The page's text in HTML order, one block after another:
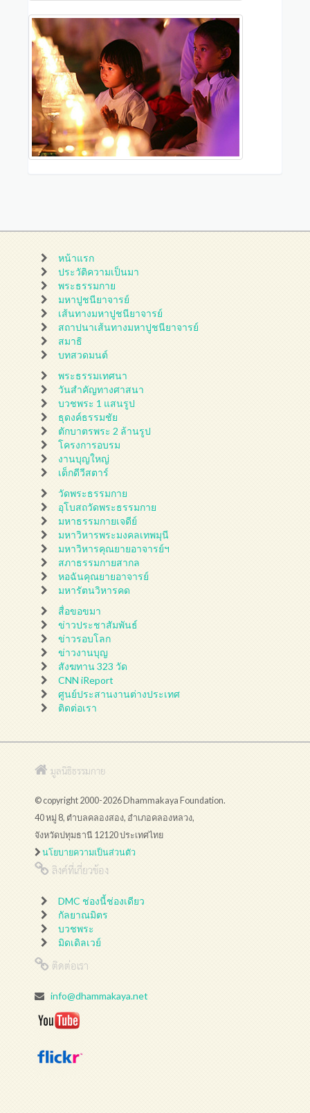
หน้าแรก
ประวัติความเป็นมา
พระธรรมกาย
มหาปูชนียาจารย์
เส้นทางมหาปูชนียาจารย์
สถาปนาเส้นทางมหาปูชนียาจารย์
สมาธิ
บทสวดมนต์
พระธรรมเทศนา
วันสำคัญทางศาสนา
บวชพระ 1 แสนรูป
ธุดงค์ธรรมชัย
ตักบาตรพระ 2 ล้านรูป
โครงการอบรม
งานบุญใหญ่
เด็กดีวีสตาร์
วัดพระธรรมกาย
อุโบสถวัดพระธรรมกาย
มหาธรรมกายเจดีย์
มหาวิหารพระมงคลเทพมุนี
มหาวิหารคุณยายอาจารย์ฯ
สภาธรรมกายสากล
หอฉันคุณยายอาจารย์
มหารัตนวิหารคด
สื่อขอขมา
ข่าวประชาสัมพันธ์
ข่าวรอบโลก
ข่าวงานบุญ
สังฆทาน 323 วัด
CNN iReport
ศูนย์ประสานงานต่างประเทศ
ติดต่อเรา
มูลนิธิธรรมกาย
© copyright 2000-2026 Dhammakaya Foundation.
40 หมู่ 8, ตำบลคลองสอง, อำเภอคลองหลวง,
จังหวัดปทุมธานี 12120 ประเทศไทย
นโยบายความเป็นส่วนตัว
ลิงค์ที่เกี่ยวข้อง
DMC ช่องนี้ช่องเดียว
กัลยาณมิตร
บวชพระ
มิดเดิลเวย์
ติดต่อเรา
info@dhammakaya.net